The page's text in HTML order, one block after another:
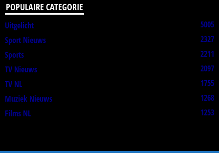
POPULAIRE CATEGORIE
Uitgelicht
5005
Sport Nieuws
2327
Sports
2211
TV Nieuws
2097
TV NL
1755
Muziek Nieuws
1268
Films NL
1253